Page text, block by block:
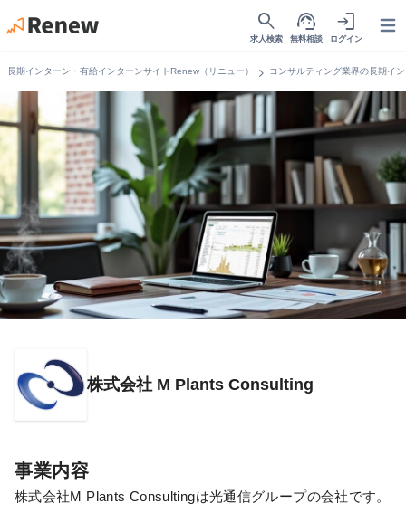
search
求人検索
support_agent
無料相談
login
ログイン
長期インターン・有給インターンサイトRenew（リニュー） chevron_right コンサルティング業界の長期イ
株式会社 M Plants Consulting
事業内容
株式会社M Plants Consultingは光通信グループの会社です。